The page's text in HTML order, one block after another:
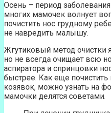
Осень – период
многих мамочек волнует
почистить нос грудному
не навредить малышу.
Жгутиковый метод очистки
но не всегда очищает всю
аспиратора и спринцовки
быстрее. Как еще
козявок, можно узнать на
мамочки делятся советами.